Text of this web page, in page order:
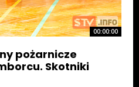
00:00:00
pożarnicze
Skotniki